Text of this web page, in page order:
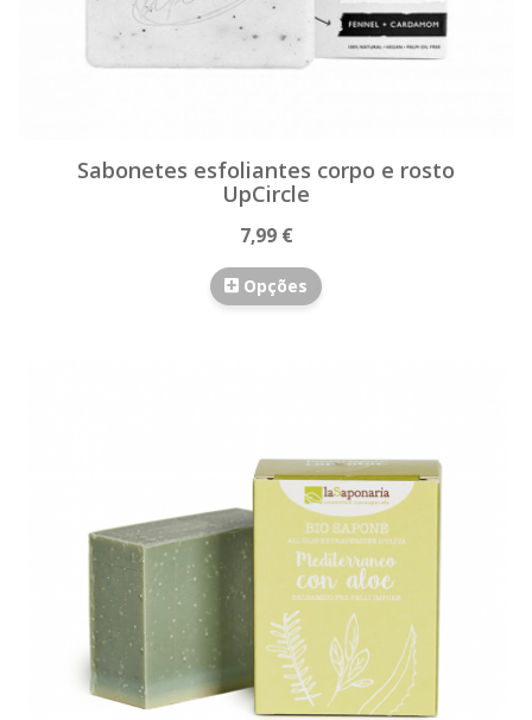
Sabonetes esfoliantes corpo e rosto
UpCircle
7,99 €
Opções